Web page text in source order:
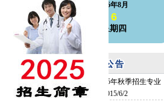
126年8月
6
星期四
·四川卫校2015年秋季招生专业
和名额确定
2015/6/2